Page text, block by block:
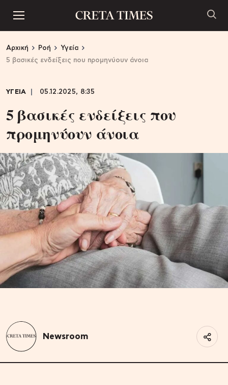
Αρχική Ροή
Υγεία
5 βασικές ενδείξεις που προμηνύουν άνοια
ΥΓΕΙΑ 05.12.2025, 8:35
5 βασικές ενδείξεις που
προμηνύουν άνοια
Newsroom